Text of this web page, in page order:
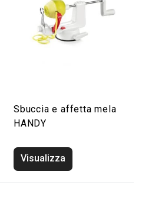
Sbuccia e affetta mela
HANDY
Visualizza